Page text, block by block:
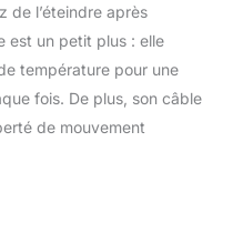
2 EN 1 :
il permet de
boucler ou onduler
au gré de
LIBERTE DE
: cordon
de l’éteindre après
est un petit plus : elle
température pour une
fois. De plus, son câble
de mouvement